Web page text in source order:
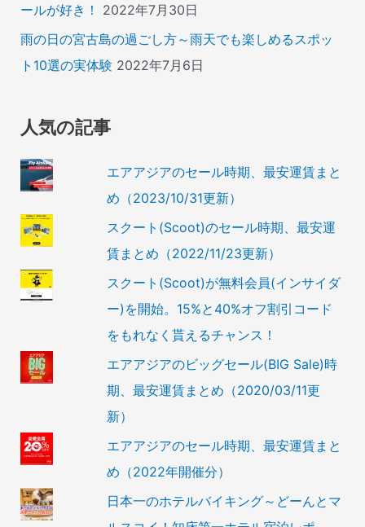
ールが好き！
2022年7月30日
雨の日の宮古島の過ごし方～雨天でも楽しめるスポッ
ト10選の実体験 2022年7月6日
人気の記事
エアアジアのセール時期、最安運賃まと
め（2023/10/31更新）
スクート(Scoot)のセール時期、最安運
賃まとめ（2022/11/23更新）
スクート(Scoot)が無料会員(インサイダ
ー)を開始。15%と40%オフ割引コード
をもれなく貰えるチャンス！
エアアジアのビッグセール(BIG Sale)時
期、最安運賃まとめ（2020/03/11更
新）
エアアジアのセール時期、最安運賃まと
め（2022年開催分）
日本一のホテルバイキング～どーんとマ